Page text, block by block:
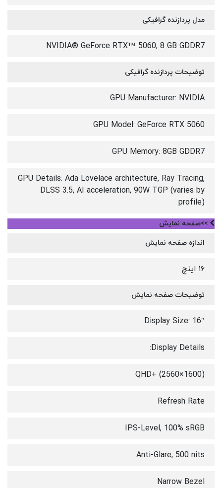
مدل پردازنده گرافیکی
NVIDIA® GeForce RTX™ 5060, 8 GB GDDR7
توضیحات پردازنده گرافیکی
GPU Manufacturer: NVIDIA
GPU Model: GeForce RTX 5060
GPU Memory: 8GB GDDR7
GPU Details: Ada Lovelace architecture, Ray Tracing,
DLSS 3.5, AI acceleration, 90W TGP (varies by
profile)
>>صفحه نمایش
اندازه صفحه نمایش
۱۶ اینچ
توضیحات صفحه نمایش
Display Size: 16″
Display Details:
QHD+ (2560×1600)
Refresh Rate
IPS-Level, 100% sRGB
Anti-Glare, 500 nits
Narrow Bezel